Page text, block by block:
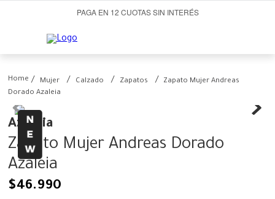
PAGA EN 12 CUOTAS SIN INTERÉS
Mujer Calzado Zapatos
Zapato Mujer Andreas
Dorado Azaleia
Azaleia
Zapato Mujer Andreas Dorado
Azaleia
$46.990